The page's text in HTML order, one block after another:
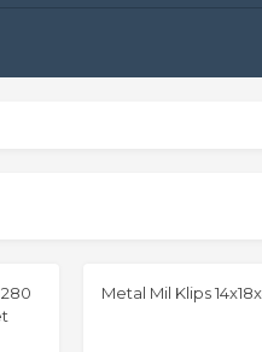
Metal Mil Klips